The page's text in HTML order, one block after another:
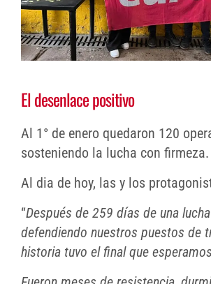
El desenlace positivo
Al 1° de enero quedaron 120
sosteniendo la lucha con firmeza.
Al dia de hoy, las y los
“Después de 259 días de una
defendiendo nuestros puestos de
historia tuvo el final que